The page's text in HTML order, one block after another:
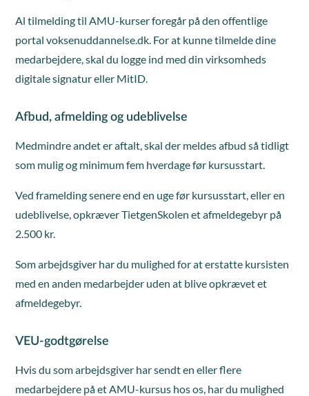
Al tilmelding til AMU-kurser foregår på den offentlige
portal voksenuddannelse.dk. For at kunne tilmelde dine
medarbejdere, skal du logge ind med din virksomheds
digitale signatur eller MitID.
Afbud, afmelding og udeblivelse
Medmindre andet er aftalt, skal der meldes afbud så tidligt
som mulig og minimum fem hverdage før kursusstart.
Ved framelding senere end en uge før kursusstart, eller en
udeblivelse, opkræver TietgenSkolen et afmeldegebyr på
2.500 kr.
Som arbejdsgiver har du mulighed for at erstatte kursisten
med en anden medarbejder uden at blive opkrævet et
afmeldegebyr.
VEU-godtgørelse
Hvis du som arbejdsgiver har sendt en eller flere
medarbejdere på et AMU-kursus hos os, har du mulighed